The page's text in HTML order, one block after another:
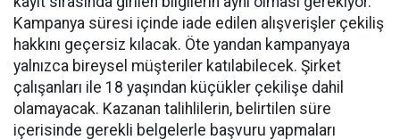
Kampanya süresi içinde iade edilen alışverişler çekiliş
hakkını geçersiz kılacak. Öte yandan kampanyaya
yalnızca bireysel müşteriler katılabilecek. Şirket
çalışanları ile 18 yaşından küçükler çekilişe dahil
olamayacak. Kazanan talihlilerin, belirtilen süre
içerisinde gerekli belgelerle başvuru yapmaları